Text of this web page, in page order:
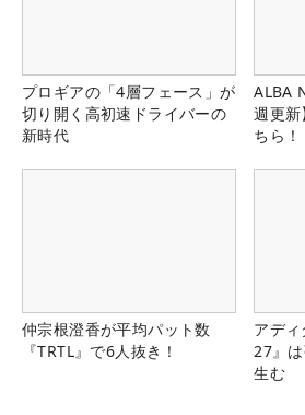
プロギアの「4層フェース」が
切り開く高初速ドライバーの
新時代
ALBA
週更新
ちら！
仲宗根澄香が平均パット数
『TRTL』で6人抜き！
アデ
27』
生む